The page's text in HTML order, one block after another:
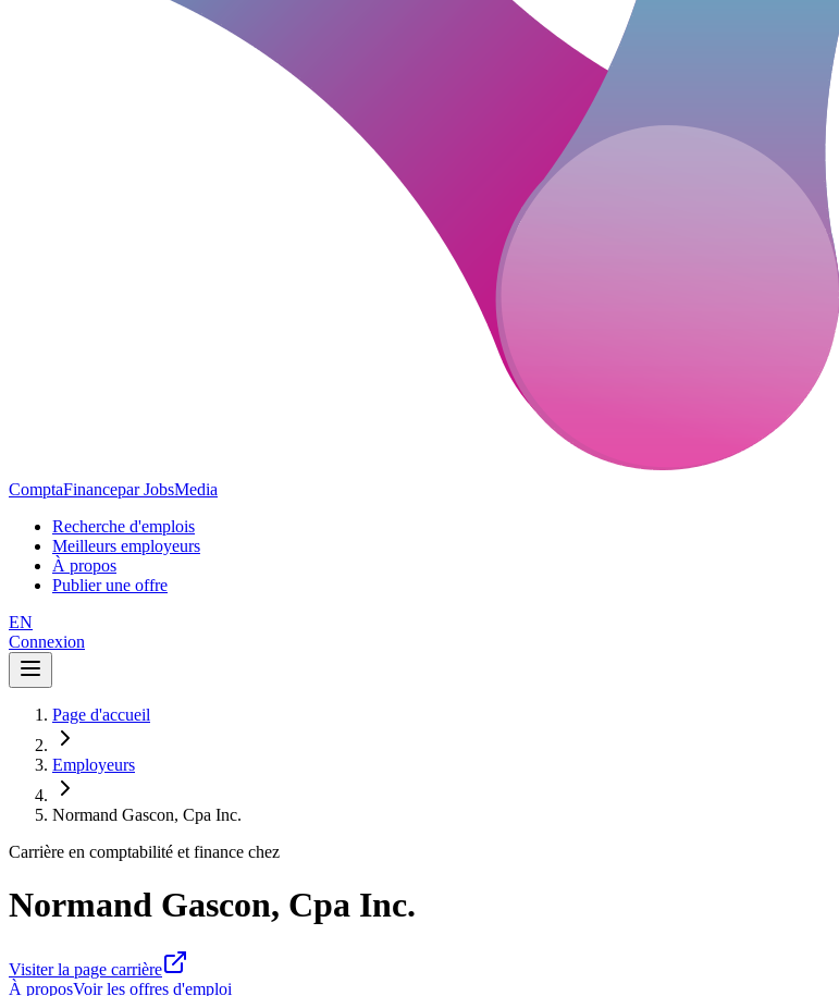
ComptaFinancepar JobsMedia
Recherche d'emplois
Meilleurs employeurs
À propos
Publier une offre
EN
Connexion
Page d'accueil
Employeurs
Normand Gascon, Cpa Inc.
Carrière en comptabilité et finance chez
Normand Gascon, Cpa Inc.
Visiter la page carrière
À proposVoir les offres d'emploi